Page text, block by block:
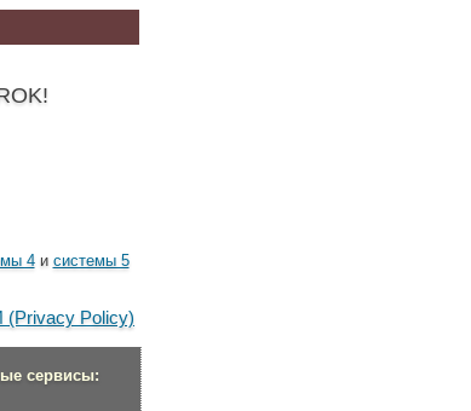
4и системы 5
Policy)
сервисы: